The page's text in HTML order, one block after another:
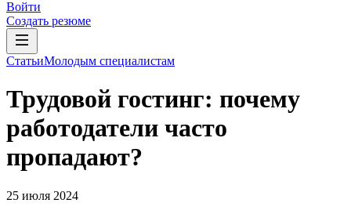
Войти
Создать резюме
СтатьиМолодым специалистам
Трудовой гостинг: почему
работодатели часто
пропадают?
25 июля 2024